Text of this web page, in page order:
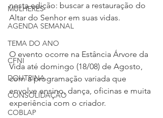
MULHERES
AGENDA SEMANAL
TEMA DO ANO
CFNI
DOUTRINA
CONSOLIDAÇÃO
COBLAP
nesta edição: buscar a restauração do
Altar do Senhor em suas vidas.
O evento ocorre na Estância Árvore da
Vida até domingo (18/08) de Agosto,
com a programação variada que
envolve ensino, dança, oficinas e muita
experiência com o criador.